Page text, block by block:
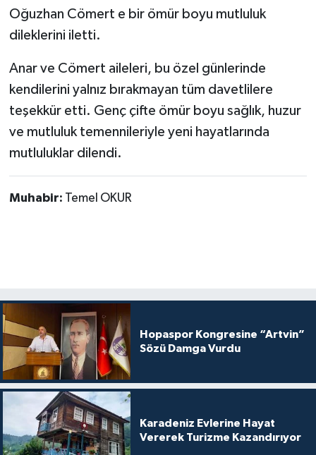
Oğuzhan Cömert e bir ömür boyu mutluluk
dileklerini iletti.
Anar ve Cömert aileleri, bu özel günlerinde
kendilerini yalnız bırakmayan tüm davetlilere
teşekkür etti. Genç çifte ömür boyu sağlık, huzur
ve mutluluk temennileriyle yeni hayatlarında
mutluluklar dilendi.
Muhabir: Temel OKUR
Hopaspor Kongresine “Artvin”
Sözü Damga Vurdu
Karadeniz Evlerine Hayat
Vererek Turizme Kazandırıyor